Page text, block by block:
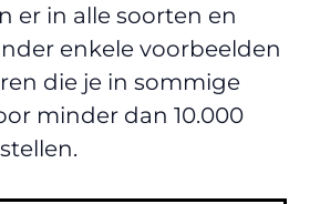
er in alle soorten en
enkele voorbeelden
die je in sommige
minder dan 10.000